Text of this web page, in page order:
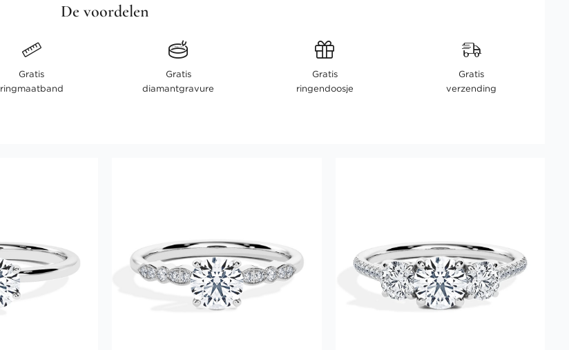
De voordelen
Gratis
ringmaatband
Gratis
diamantgravure
Gratis
ringendoosje
Gratis
verzending